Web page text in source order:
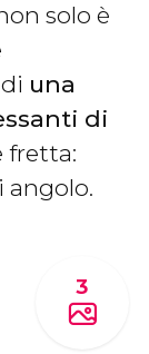
solo è
una
di
fretta:
angolo.
3